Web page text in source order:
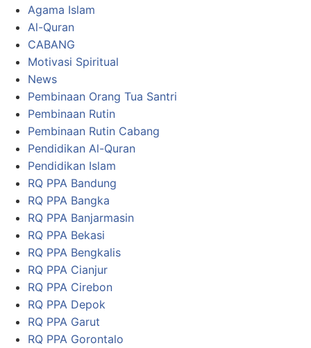
Agama Islam
Al-Quran
CABANG
Motivasi Spiritual
News
Pembinaan Orang Tua Santri
Pembinaan Rutin
Pembinaan Rutin Cabang
Pendidikan Al-Quran
Pendidikan Islam
RQ PPA Bandung
RQ PPA Bangka
RQ PPA Banjarmasin
RQ PPA Bekasi
RQ PPA Bengkalis
RQ PPA Cianjur
RQ PPA Cirebon
RQ PPA Depok
RQ PPA Garut
RQ PPA Gorontalo